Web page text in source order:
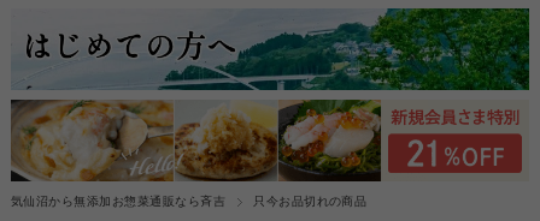
気仙沼から無添加お惣菜通販なら斉吉 只今お品切れの商品